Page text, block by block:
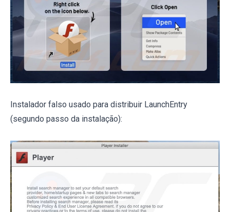
Instalador falso usado para distribuir LaunchEntry
(segundo passo da instalação):